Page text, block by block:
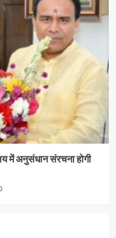
में अनुसंधान संरचना होगी